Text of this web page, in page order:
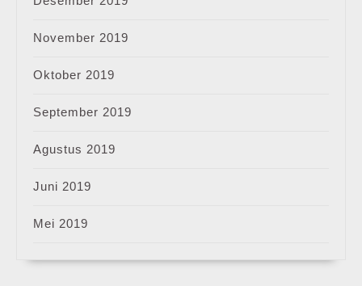
November 2019
Oktober 2019
September 2019
Agustus 2019
Juni 2019
Mei 2019